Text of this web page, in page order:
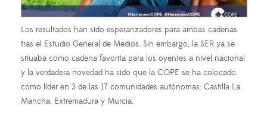
Los resultados han sido esperanzadores para ambas cadenas
tras el Estudio General de Medios. Sin embargo, la SER ya se
situaba como cadena favorita para los oyentes a nivel nacional
y la verdadera novedad ha sido que la COPE se ha colocado
como líder en 3 de las 17 comunidades autónomas: Castilla La
Mancha, Extremadura y Murcia.